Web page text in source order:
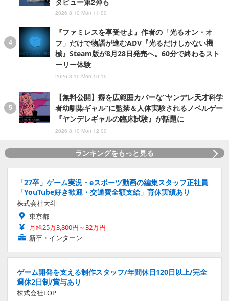
タビュー第2弾も
2026.8.10 Mon 11:00
『ファミレスを享受せよ』作者の「光るオン・オ
フ」だけで物語が進むADV『光るだけしかない機
械』Steam版が8月28日発売へ。60分で終わるスト
ーリー体験
2026.8.10 Mon 10:15
【無料公開】癖を広範囲カバーな“ヤンデレ天才科学
者幼馴染ギャル”に監禁＆人体実験されるノベルゲー
『ヤンデレギャルの臨床試験』が話題に
2026.8.10 Mon 12:00
ランキングをもっと見る
「27卒」ゲーム実況・eスポーツ動画の編集スタッフ正社員
「YouTube好き歓迎・交通費全額支給」育休実績あり
株式会社大斗
東京都
月給25万3,800円～32万円
新卒・インターン
ゲーム開発を支える制作スタッフ/年間休日120日以上/完全
週休2日制/賞与あり
株式会社LOP